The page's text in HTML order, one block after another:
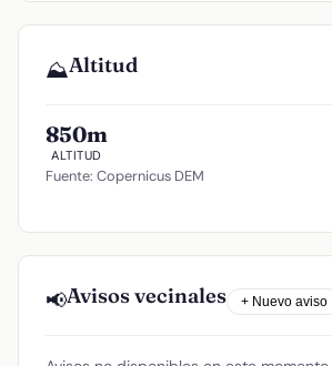
⛰️Altitud
850m
ALTITUD
Fuente: Copernicus DEM
📢Avisos vecinales + Nuevo aviso